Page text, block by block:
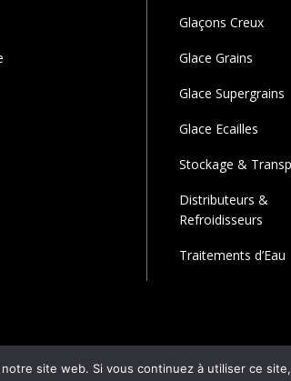
Glaçons Creux
Glace Grains
Glace Supergrains
Glace Ecailles
Stockage &
Distributeurs &
Refroidisseurs
Traitements d’Eau
par :Bucerep-digital.comBucerep Digital .
site web. Si vous continuez à utiliser ce